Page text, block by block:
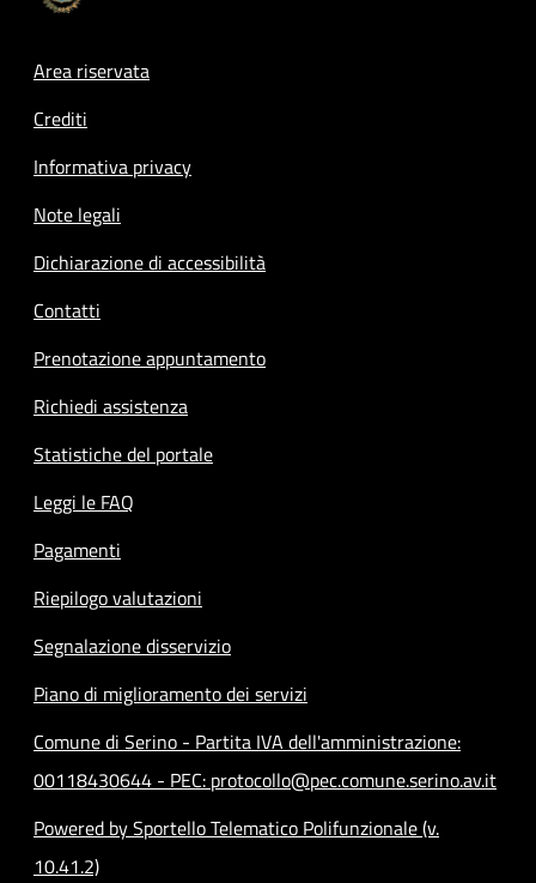
Footer menu
Area riservata
Crediti
Informativa privacy
Note legali
Dichiarazione di accessibilità
Contatti
Prenotazione appuntamento
Richiedi assistenza
Statistiche del portale
Leggi le FAQ
Pagamenti
Riepilogo valutazioni
Segnalazione disservizio
Piano di miglioramento dei servizi
Comune di Serino - Partita IVA dell'amministrazione:
00118430644 - PEC: protocollo@pec.comune.serino.av.it
Powered by Sportello Telematico Polifunzionale (v.
10.41.2)